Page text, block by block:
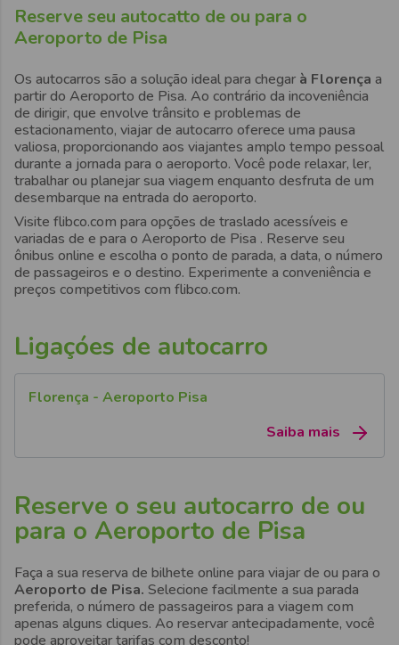
Reserve seu autocatto de ou para o
Aeroporto de Pisa
Os autocarros são a solução ideal para chegar à Florença a
partir do Aeroporto de Pisa. Ao contrário da incoveniência
de dirigir, que envolve trânsito e problemas de
estacionamento, viajar de autocarro oferece uma pausa
valiosa, proporcionando aos viajantes amplo tempo pessoal
durante a jornada para o aeroporto. Você pode relaxar, ler,
trabalhar ou planejar sua viagem enquanto desfruta de um
desembarque na entrada do aeroporto.
Visite flibco.com para opções de traslado acessíveis e
variadas de e para o Aeroporto de Pisa . Reserve seu
ônibus online e escolha o ponto de parada, a data, o número
de passageiros e o destino. Experimente a conveniência e
preços competitivos com flibco.com.
Ligaçóes de autocarro
Florença - Aeroporto Pisa
Saiba mais
Reserve o seu autocarro de ou
para o Aeroporto de Pisa
Faça a sua reserva de bilhete online para viajar de ou para o
Aeroporto de Pisa. Selecione facilmente a sua parada
preferida, o número de passageiros para a viagem com
apenas alguns cliques. Ao reservar antecipadamente, você
pode aproveitar tarifas com desconto!